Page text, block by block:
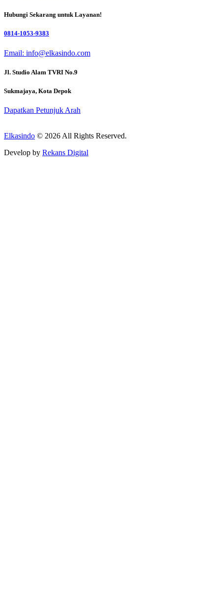
Hubungi Sekarang untuk Layanan!
0814-1053-9383
Email: info@elkasindo.com
Jl. Studio Alam TVRI No.9
Sukmajaya, Kota Depok
Dapatkan Petunjuk Arah
Elkasindo © 2026 All Rights Reserved.
Develop by Rekans Digital